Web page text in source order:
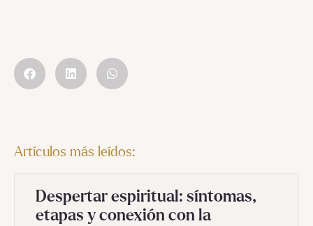
Artículos más leídos:
Despertar espiritual: síntomas,
etapas y conexión con la